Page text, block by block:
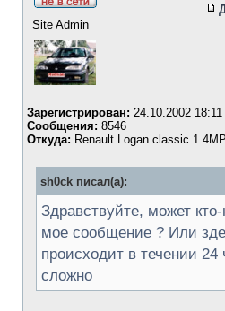
Site Admin
Зарегистрирован: 24.10.2002 18:11
Сообщения: 8546
Откуда: Renault Logan classic
sh0ck писал(а):
Здравствуйте, может
мое сообщение ? Или
происходит в течении 24
сложно